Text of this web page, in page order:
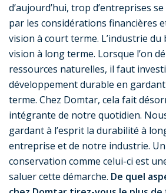
d’aujourd’hui, trop d’entreprises
par les considérations financières
vision à court terme. L’industrie du
vision à long terme. Lorsque l’on
ressources naturelles, il faut
développement durable en
terme. Chez Domtar, cela fait
intégrante de notre quotidien.
gardant à l’esprit la durabilité à
entreprise et de notre industrie.
conservation comme celui-ci est
saluer cette démarche. De quel